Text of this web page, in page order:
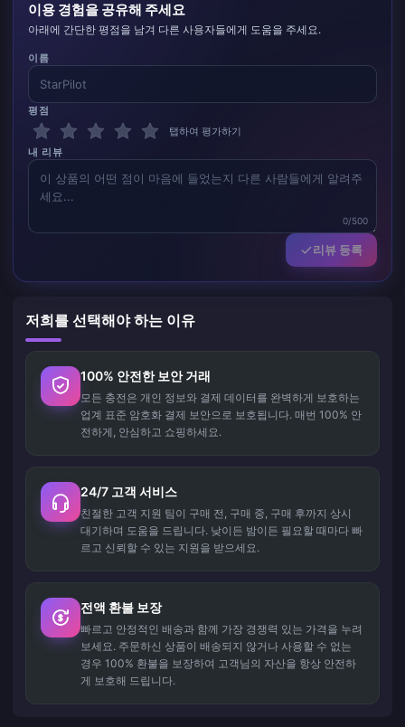
이용 경험을 공유해 주세요
아래에 간단한 평점을 남겨 다른 사용자들에게 도움을 주세요.
이름
평점
탭하여 평가하기
내 리뷰
0/500
리뷰 등록
저희를 선택해야 하는 이유
100% 안전한 보안 거래
모든 충전은 개인 정보와 결제 데이터를 완벽하게 보호하는
업계 표준 암호화 결제 보안으로 보호됩니다. 매번 100% 안
전하게, 안심하고 쇼핑하세요.
24/7 고객 서비스
친절한 고객 지원 팀이 구매 전, 구매 중, 구매 후까지 상시
대기하며 도움을 드립니다. 낮이든 밤이든 필요할 때마다 빠
르고 신뢰할 수 있는 지원을 받으세요.
전액 환불 보장
빠르고 안정적인 배송과 함께 가장 경쟁력 있는 가격을 누려
보세요. 주문하신 상품이 배송되지 않거나 사용할 수 없는
경우 100% 환불을 보장하여 고객님의 자산을 항상 안전하
게 보호해 드립니다.